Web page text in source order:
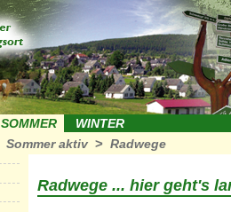
SOMMER WINTER
Sommer aktiv > Radwege
Radwege ... hier geht's